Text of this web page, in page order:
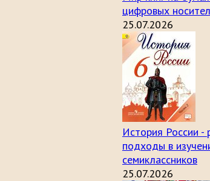
цифровых
25.07.2026
История России -
подходы в
семиклассников
25.07.2026